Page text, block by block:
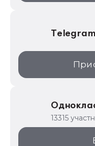
Telegram
13315